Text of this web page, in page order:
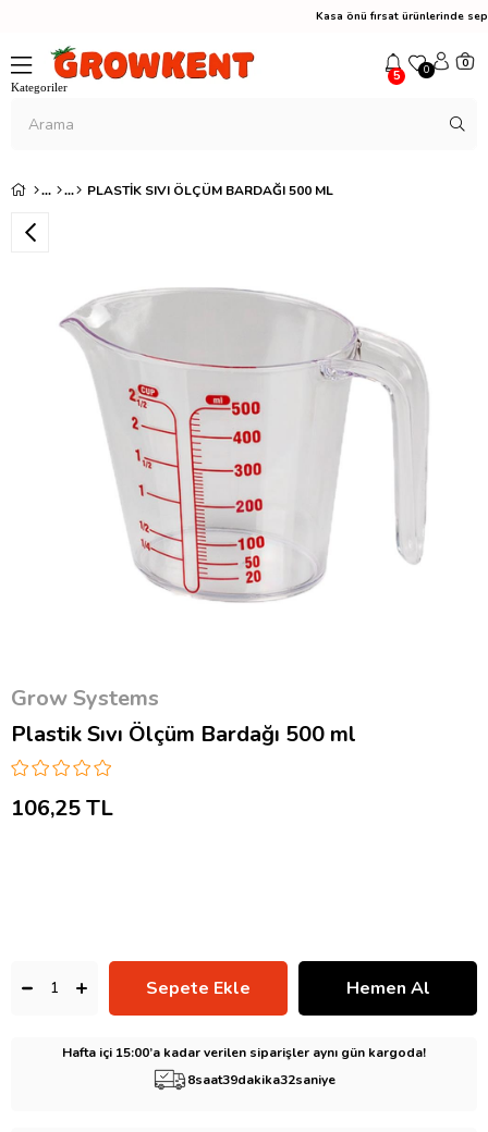
Kasa önü fırsat
5 0 0
PLASTIK SIVI ÖLÇÜM BARDAĞI 500 ML
Grow Systems
Plastik Sıvı Ölçüm Bardağı 500 ml
106,25 TL
Hafta içi 15:00’a kadar verilen siparişler aynı gün kargoda!
8saat39dakika32saniye